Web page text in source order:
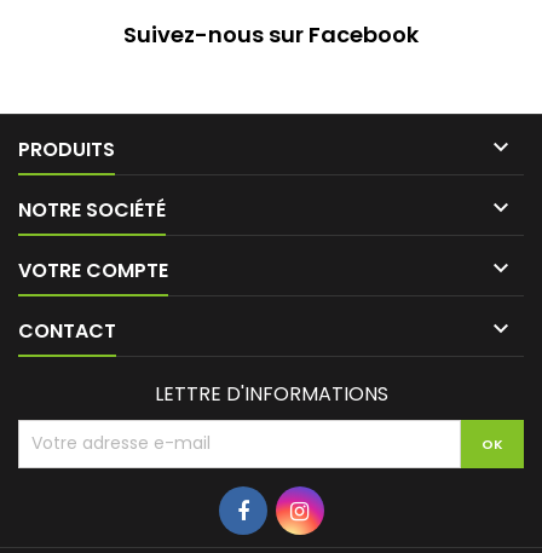
Suivez-nous sur Facebook
PRODUITS 
NOTRE SOCIÉTÉ 
VOTRE COMPTE 
CONTACT 
LETTRE D'INFORMATIONS